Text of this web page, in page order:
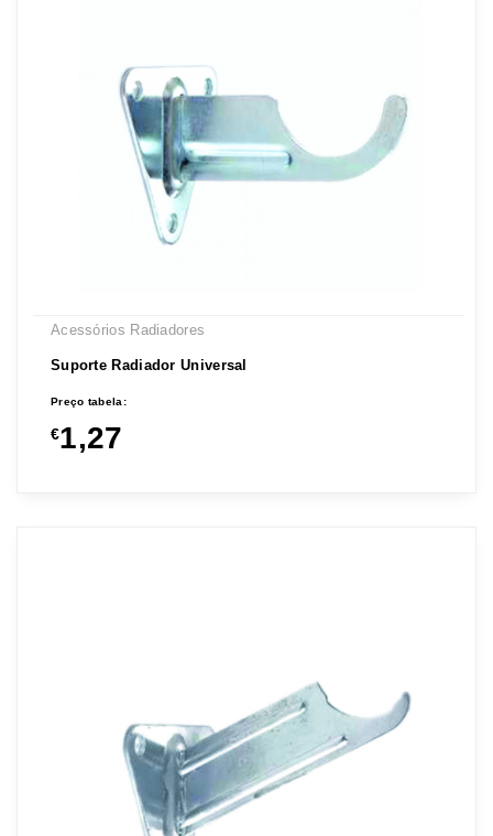
Acessórios Radiadores
Suporte Radiador Universal
Preço tabela:
€1,27